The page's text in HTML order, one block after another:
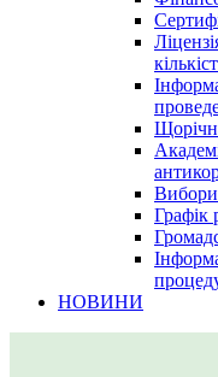
Вибори
Графік
НОВИНИ